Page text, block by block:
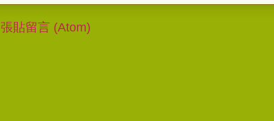
張貼留言 (Atom)